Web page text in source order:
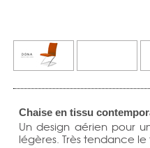
Chaise en tissu
Un design aérien pour
légères. Très tendance